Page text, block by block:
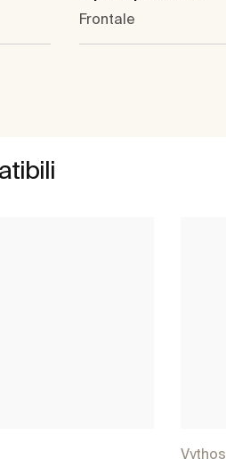
Frontale
Vythos